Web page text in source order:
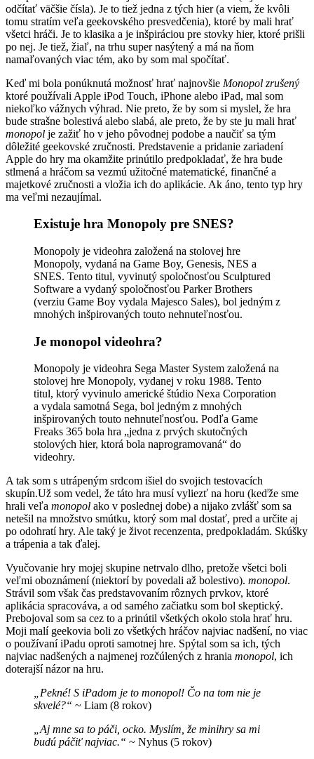
odčítať väčšie čísla). Je to tiež jedna z tých hier (a viem, že kvôli
tomu stratím veľa geekovského presvedčenia), ktoré by mali hrať
všetci hráči. Je to klasika a je inšpiráciou pre stovky hier, ktoré prišli
po nej. Je tiež, žiaľ, na trhu super nasýtený a má na ňom
namaľovaných viac tém, ako by som mal spočítať.
Keď mi bola ponúknutá možnosť hrať najnovšie Monopol zrušený
ktoré používali Apple iPod Touch, iPhone alebo iPad, mal som
niekoľko vážnych výhrad. Nie preto, že by som si myslel, že hra
bude strašne bolestivá alebo slabá, ale preto, že by ste ju mali hrať
monopol je zažiť ho v jeho pôvodnej podobe a naučiť sa tým
dôležité geekovské zručnosti. Predstavenie a pridanie zariadení
Apple do hry ma okamžite prinútilo predpokladať, že hra bude
stlmená a hráčom sa vezmú užitočné matematické, finančné a
majetkové zručnosti a vložia ich do aplikácie. Ak áno, tento typ hry
ma veľmi nezaujímal.
Existuje hra Monopoly pre SNES?
Monopoly je videohra založená na stolovej hre
Monopoly, vydaná na Game Boy, Genesis, NES a
SNES. Tento titul, vyvinutý spoločnosťou Sculptured
Software a vydaný spoločnosťou Parker Brothers
(verziu Game Boy vydala Majesco Sales), bol jedným z
mnohých inšpirovaných touto nehnuteľnosťou.
Je monopol videohra?
Monopoly je videohra Sega Master System založená na
stolovej hre Monopoly, vydanej v roku 1988. Tento
titul, ktorý vyvinulo americké štúdio Nexa Corporation
a vydala samotná Sega, bol jedným z mnohých
inšpirovaných touto nehnuteľnosťou. Podľa Game
Freaks 365 bola hra „jedna z prvých skutočných
stolových hier, ktorá bola naprogramovaná“ do
videohry.
A tak som s utrápeným srdcom išiel do svojich testovacích
skupín.Už som vedel, že táto hra musí vyliezť na horu (keďže sme
hrali veľa monopol ako v poslednej dobe) a nijako zvlášť som sa
netešil na množstvo smútku, ktorý som mal dostať, pred a určite aj
po odohratí hry. Ale taký je život recenzenta, predpokladám. Skúšky
a trápenia a tak ďalej.
Vyučovanie hry mojej skupine netrvalo dlho, pretože všetci boli
veľmi oboznámení (niektorí by povedali až bolestivo). monopol.
Strávil som však čas predstavovaním rôznych prvkov, ktoré
aplikácia spracováva, a od samého začiatku som bol skeptický.
Prebojoval som sa cez to a prinútil všetkých okolo stola hrať hru.
Moji malí geekovia boli zo všetkých hráčov najviac nadšení, no viac
o používaní iPadu oproti samotnej hre. Spýtal som sa ich, tých
najviac nadšených a najmenej rozčúlených z hrania monopol, ich
doterajší názor na hru.
„Pekné! S iPadom je to monopol! Čo na tom nie je
skvelé?“ ~ Liam (8 rokov)
„Aj mne sa to páči, ocko. Myslím, že minihry sa mi
budú páčiť najviac.“ ~ Nyhus (5 rokov)